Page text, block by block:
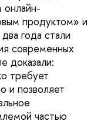
онлайн-
продуктом» и
года стали
современных
доказали:
требует
и позволяет
частью